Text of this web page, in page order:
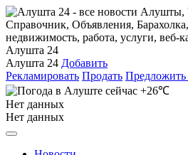
Алушта 24
Алушта 24 Добавить
Рекламировать Продать Предложить
+26℃
Нет данных
Нет данных